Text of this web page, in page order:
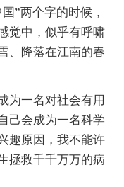
”两个字的时候，
觉中，似乎有呼啸
、降落在江南的春
为一名对社会有用
己会成为一名科学
趣原因，我不能许
拯救千千万万的病